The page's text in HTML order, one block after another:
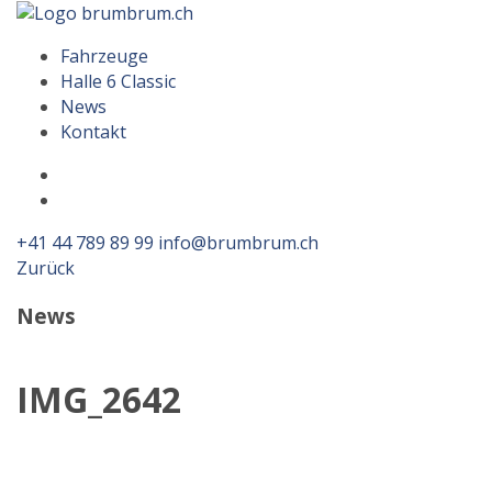
Fahrzeuge
Halle 6 Classic
News
Kontakt
+41 44 789 89 99 info@brumbrum.ch
Zurück
News
IMG_2642